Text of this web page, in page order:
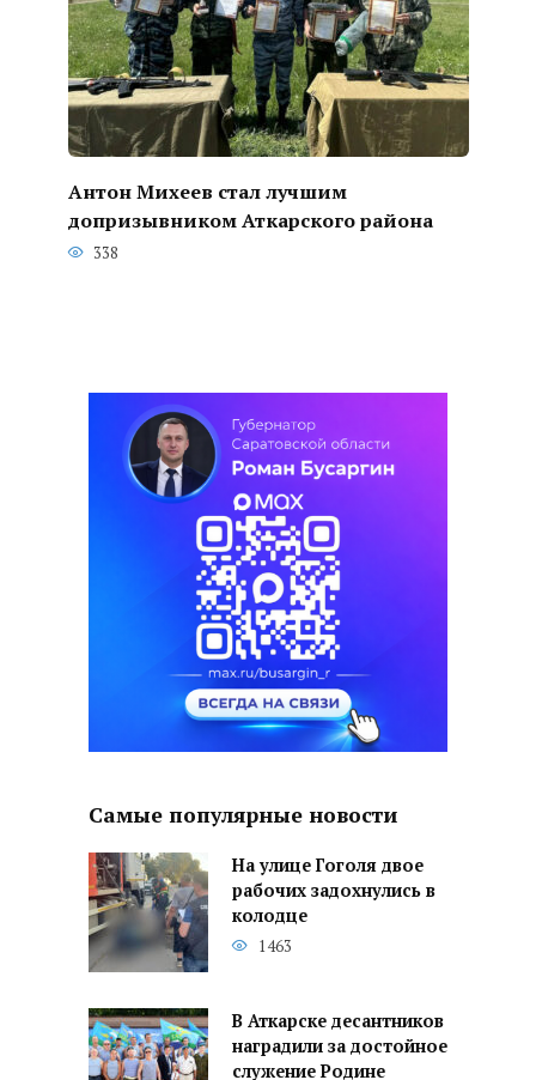
Антон Михеев стал лучшим
допризывником Аткарского района
338
Самые популярные новости
На улице Гоголя двое
рабочих задохнулись в
колодце
1463
В Аткарске десантников
наградили за достойное
служение Родине